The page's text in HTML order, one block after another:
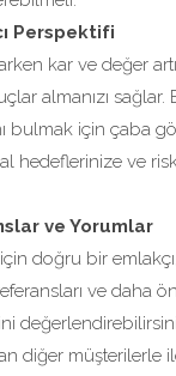
Perspektifi
kar ve değer
almanızı sağlar.
bulmak için çaba
hedeflerinize ve
ve Yorumlar
için doğru bir
ve daha
diğer